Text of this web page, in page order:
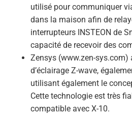
utilisé pour communiquer
dans la maison afin de
interrupteurs INSTEON de
capacité de recevoir des
Zensys (www.zen-sys.com)
d’éclairage Z-wave,
utilisant également le
Cette technologie est très
compatible avec X-10.